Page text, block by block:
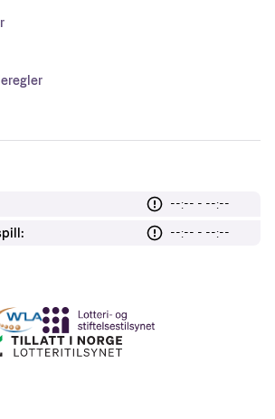
--:-- - --:--
--:-- - --:--